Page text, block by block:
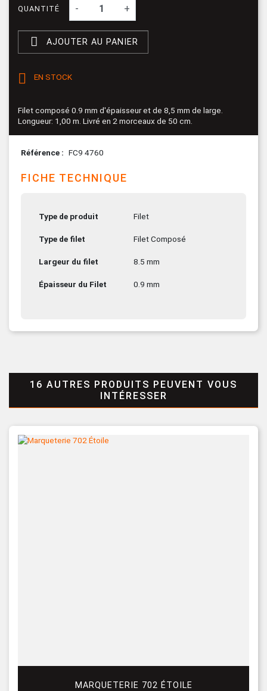
QUANTITÉ - +
 AJOUTER AU PANIER
 EN STOCK
Filet composé 0.9 mm d'épaisseur et de 8,5 mm de large.
Longueur: 1,00 m. Livré en 2 morceaux de 50 cm.
Référence FC9 4760
FICHE TECHNIQUE
Type de produit Filet
Type de filet Filet Composé
Largeur du filet 8.5 mm
Épaisseur du Filet 0.9 mm
16 AUTRES PRODUITS PEUVENT VOUS
INTÉRESSER
MARQUETERIE 702 ÉTOILE